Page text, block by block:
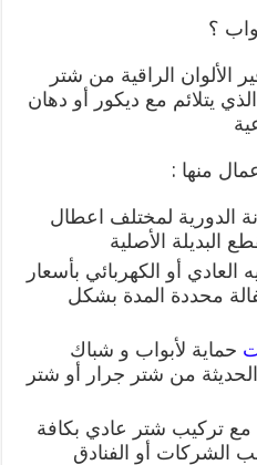
؟
الألوان الراقية من شتر
يتلائم مع ديكور أو دهان
منها :
الدورية لمختلف اعطال
البديلة الأصلية
أو الكهربائي بأسعار
محددة المدة بشكل
حماية لأبواب و شباك
الحديثة من شتر جرار أو شتر
مع تركيب شتر عادي بكافة
الشركات أو الفنادق